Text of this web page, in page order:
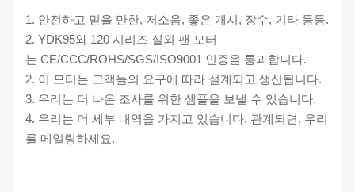
1. 안전하고 믿을 만한, 저소음, 좋은 개시, 장수, 기타 등등.
2. YDK95와 120 시리즈 실외 팬 모터
는 CE/CCC/ROHS/SGS/ISO9001 인증을 통과합니다.
2. 이 모터는 고객들의 요구에 따라 설계되고 생산됩니다.
3. 우리는 더 나은 조사를 위한 샘플을 보낼 수 있습니다.
4. 우리는 더 세부 내역을 가지고 있습니다. 관계되면, 우리
를 메일링하세요.